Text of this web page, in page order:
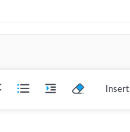
Insert